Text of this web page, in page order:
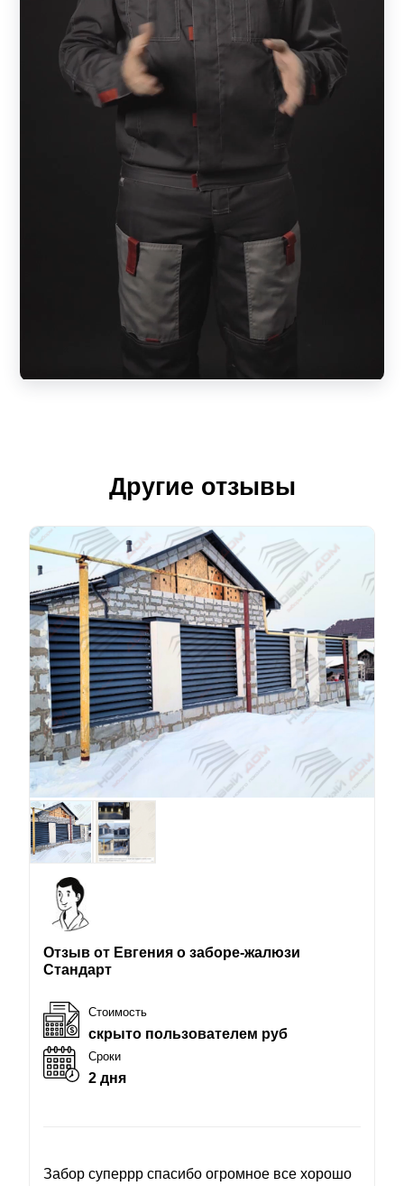
Другие отзывы
Отзыв от Евгения о заборе-жалюзи
Стандарт
Стоимость
скрыто пользователем руб
Сроки
2 дня
Забор суперрр спасибо огромное все хорошо